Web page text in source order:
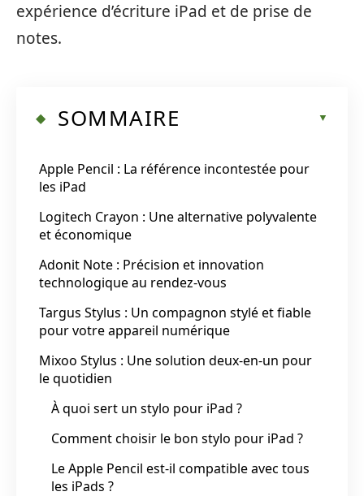
expérience d’écriture iPad et de prise de
notes.
SOMMAIRE
Apple Pencil : La référence incontestée pour
les iPad
Logitech Crayon : Une alternative polyvalente
et économique
Adonit Note : Précision et innovation
technologique au rendez-vous
Targus Stylus : Un compagnon stylé et fiable
pour votre appareil numérique
Mixoo Stylus : Une solution deux-en-un pour
le quotidien
À quoi sert un stylo pour iPad ?
Comment choisir le bon stylo pour iPad ?
Le Apple Pencil est-il compatible avec tous
les iPads ?